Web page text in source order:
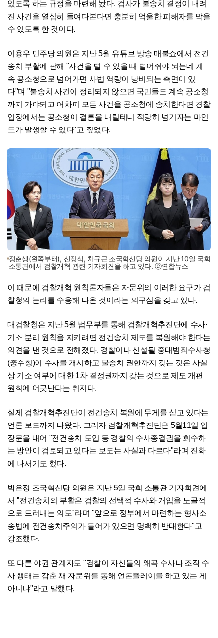
있도록 하는 규정을 마련해 놨다. 검사가 불송치 결정이 내려
진 사건을 열심히 들여다본다면 충분히 억울한 피해자를 막을
수 있도록 한 것이다.
이용우 민주당 의원은 지난 5월 유튜브 방송 매불쇼에서 전건
송치 부활에 관해 "사건을 털 수 있을 때 털어줘야 되는데 계
속 공소청으로 넘어가면 사법 역량이 낭비되는 측면이 있
다"며 "불송치 사건이 정리되지 않으면 국민들도 계속 공소청
까지 가야되고 어차피 모든 사건을 공소청에 송치한다면 경찰
입장에서는 공소청이 결론을 내릴테니 적당히 넘기자는 마인
드가 발생할 수 있다"고 짚었다.
정춘생(왼쪽부터), 신장식, 차규근 조국혁신당 의원이 지난 10일 국회
소통관에서 검찰개혁 관련 기자회견을 하고 있다. ⓒ연합뉴스
이 때문에 검찰개혁 원칙론자들은 자문위의 이러한 요구가 검
찰청의 논리를 수용해 나온 것이라는 의구심을 갖고 있다.
대검찰청은 지난 5월 법무부를 통해 검찰개혁추진단에 수사·
기소 분리 원칙을 지키려면 전건송치 제도를 복원해야 한다는
의견을 낸 것으로 전해졌다. 경찰이나 신설될 중대범죄수사청
(중수청)이 수사를 개시하고 불송치 권한까지 갖는 것은 사실
상 기소 여부에 대한 1차 결정권까지 갖는 것으로 제도 개편
원칙에 어긋난다는 취지다.
실제 검찰개혁추진단이 전건송치 복원에 무게를 싣고 있다는
언론 보도까지 나왔다. 그러자 검찰개혁추진단은 5월11일 입
장문을 내어 "전건송치 도입 등 경찰의 수사종결권을 회수하
는 방안이 검토되고 있다는 보도는 사실과 다르다"라며 진화
에 나서기도 했다.
박은정 조국혁신당 의원은 지난 5일 국회 소통관 기자회견에
서 "전건송치의 부활은 검찰의 선택적 수사와 개입을 노골적
으로 드러내는 의도"라며 "앞으로 정부에서 마련하는 형사소
송법에 전건송치주의가 들어가 있으면 명백히 반대한다"고
강조했다.
또 다른 야권 관계자도 "검찰이 자신들의 왜곡 수사나 조작 수
사 행태는 감춘 채 자문위를 통해 언론플레이를 하고 있는 게
아니냐"라고 말했다.